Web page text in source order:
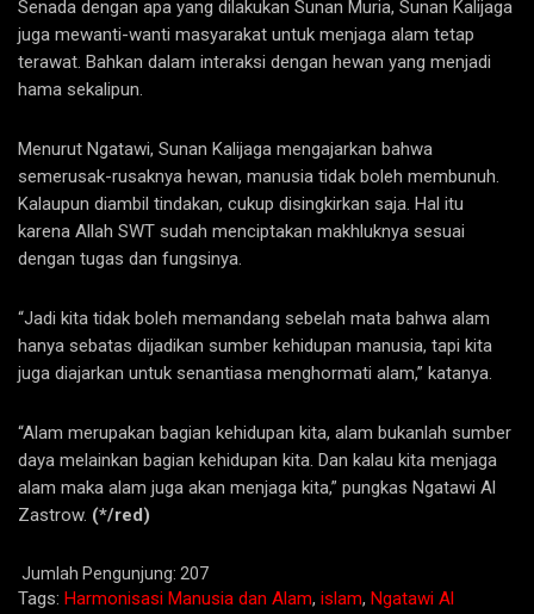
Senada dengan apa yang dilakukan Sunan Muria, Sunan Kalijaga
juga mewanti-wanti masyarakat untuk menjaga alam tetap
terawat. Bahkan dalam interaksi dengan hewan yang menjadi
hama sekalipun.
Menurut Ngatawi, Sunan Kalijaga mengajarkan bahwa
semerusak-rusaknya hewan, manusia tidak boleh membunuh.
Kalaupun diambil tindakan, cukup disingkirkan saja. Hal itu
karena Allah SWT sudah menciptakan makhluknya sesuai
dengan tugas dan fungsinya.
“Jadi kita tidak boleh memandang sebelah mata bahwa alam
hanya sebatas dijadikan sumber kehidupan manusia, tapi kita
juga diajarkan untuk senantiasa menghormati alam,” katanya.
“Alam merupakan bagian kehidupan kita, alam bukanlah sumber
daya melainkan bagian kehidupan kita. Dan kalau kita menjaga
alam maka alam juga akan menjaga kita,” pungkas Ngatawi Al
Zastrow. (*/red)
Jumlah Pengunjung: 207
Tags: Harmonisasi Manusia dan Alam, islam, Ngatawi Al